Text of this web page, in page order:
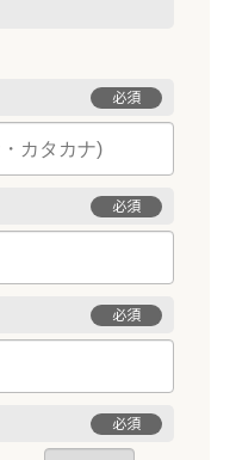
必須
必須
必須
必須